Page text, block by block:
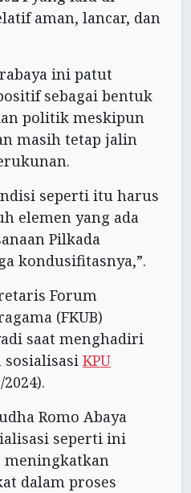
aman, lancar, dan
ini patut
sebagai bentuk
politik meskipun
masih tetap jalin
seperti itu harus
elemen yang ada
Pilkada
kondusifitasnya,”.
Forum
(FKUB)
saat menghadiri
sosialisasi KPU
Romo Abaya
seperti ini
meningkatkan
dalam proses